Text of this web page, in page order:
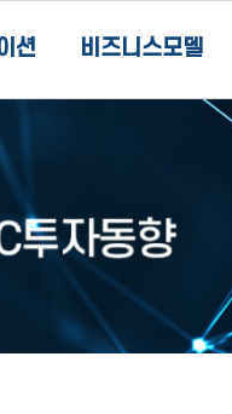
션 비즈니스모델